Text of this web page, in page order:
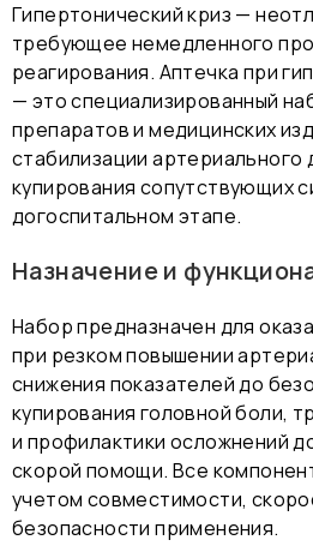
Гипертонический криз —
требующее немедленного
реагирования. Аптечка при
— это специализированный
препаратов и медицинских
стабилизации артериального
купирования сопутствующих
догоспитальном этапе.
Назначение и
Набор предназначен для
при резком повышении
снижения показателей до
купирования головной боли,
и профилактики осложнений
скорой помощи. Все
учетом совместимости,
безопасности применения.